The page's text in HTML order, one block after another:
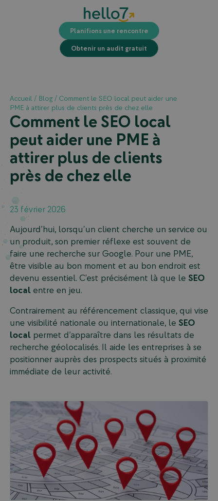
Planifions une rencontre
Obtenir un audit gratuit
Accueil / Blog/ Comment le SEO local peut aider une
PME à attirer plus de clients près de chez elle
Comment le SEO local
peut aider une PME à
attirer plus de clients
près de chez elle
23 février 2026
Aujourd’hui, lorsqu’un client cherche un service ou
un produit, son premier réflexe est souvent de
faire une recherche sur Google. Pour une PME,
être visible au bon moment et au bon endroit est
devenu essentiel. C’est précisément là que le SEO
local entre en jeu.
Contrairement au référencement classique, qui vise
une visibilité nationale ou internationale, le SEO
local permet d’apparaître dans les résultats de
recherche géolocalisés. Il aide les entreprises à se
positionner auprès des prospects situés à proximité
immédiate de leur activité.